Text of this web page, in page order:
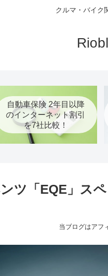
クルマ・バイク
自動車保険 2年目以降
のインターネット割引
を7社比較！
ツ「EQE」ス
当ブログはアフ